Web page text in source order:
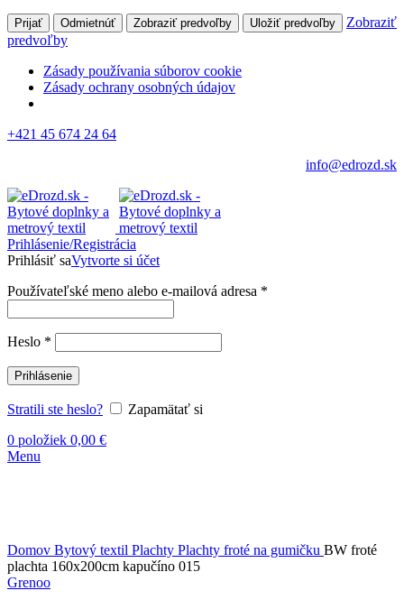
Prijať Odmietnúť Zobraziť predvoľby Uložiť predvoľby
Zobraziť
predvoľby
Zásady používania súborov cookie
Zásady ochrany osobných údajov
+421 45 674 24 64
info@edrozd.sk
Prihlásenie/Registrácia
Prihlásiť saVytvorte si účet
Používateľské meno alebo e-mailová adresa *
Heslo *
Prihlásenie
Stratili ste heslo?
Zapamätať si
0 položiek 0,00 €
Menu
Domov Bytový textil Plachty Plachty froté na gumičku BW froté
plachta 160x200cm kapučíno 015
Grenoo